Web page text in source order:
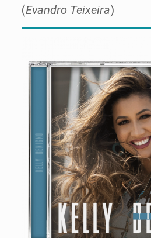
(Evandro Teixeira)